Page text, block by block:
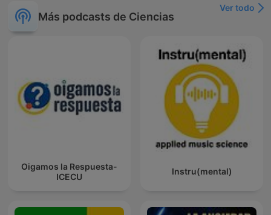
Más podcasts de Ciencias
Ver todo
Oigamos la Respuesta-
ICECU
Instru(mental)